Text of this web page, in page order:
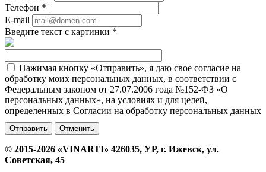
Телефон *
E-mail
Введите текст с картинки *
Нажимая кнопку «Отправить», я даю свое согласие на
обработку моих персональных данных, в соответствии с
Федеральным законом от 27.07.2006 года №152-ФЗ «О
персональных данных», на условиях и для целей,
определенных в Согласии на обработку персональных данных
Отменить
© 2015-2026 «VINARTI» 426035, УР, г. Ижевск, ул.
Советская, 45